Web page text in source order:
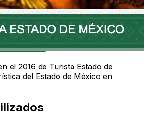
el 2016 de Turista Estado de
del Estado de México en